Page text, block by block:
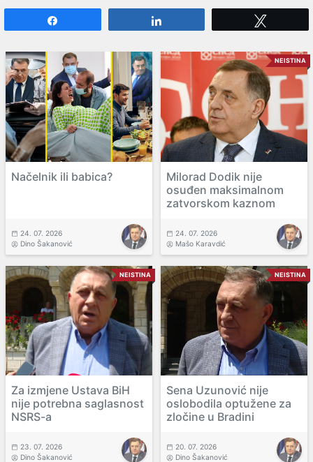
Načelnik ili babica?
24. 07. 2026
Dino Šakanović
NEISTINA
Milorad Dodik nije
osuđen maksimalnom
zatvorskom kaznom
24. 07. 2026
Mašo Karavdić
NEISTINA
Za izmjene Ustava BiH
nije potrebna saglasnost
NSRS-a
23. 07. 2026
Dino Šakanović
NEISTINA
Sena Uzunović nije
oslobodila optužene za
zločine u Bradini
20. 07. 2026
Dino Šakanović